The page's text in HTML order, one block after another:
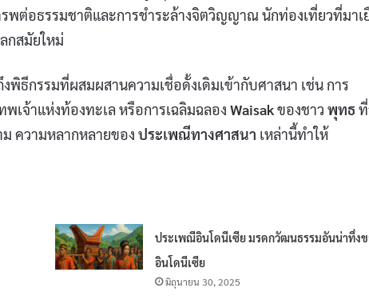
รพต่อธรรมชาติและการชำระล้างจิตวิญญาณ นักท่องเที่ยวที่มาเ
กสมัยใหม่
งพิธีกรรมที่ผสมผสานความเชื่อดั้งเดิมเข้ากับศาสนา เช่น การ
เจ้าแห่งท้องทะเล หรือการเฉลิมฉลอง Waisakของชาว พุทธ
ความหลากหลายของ ประเพณีทางศาสนา เหล่านี้ทำให้
ประเพณีอินโดนีเซีย มรดกวัฒนธรรมอันน่าทึ่งข
อินโดนีเซีย
มิถุนายน 30, 2025